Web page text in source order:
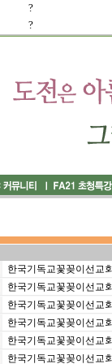
?
?
한국기독교꽃꽂이선교
한국기독교꽃꽂이선교
한국기독교꽃꽂이선교
한국기독교꽃꽂이선교
한국기독교꽃꽂이선교
한국기독교꽃꽂이선교